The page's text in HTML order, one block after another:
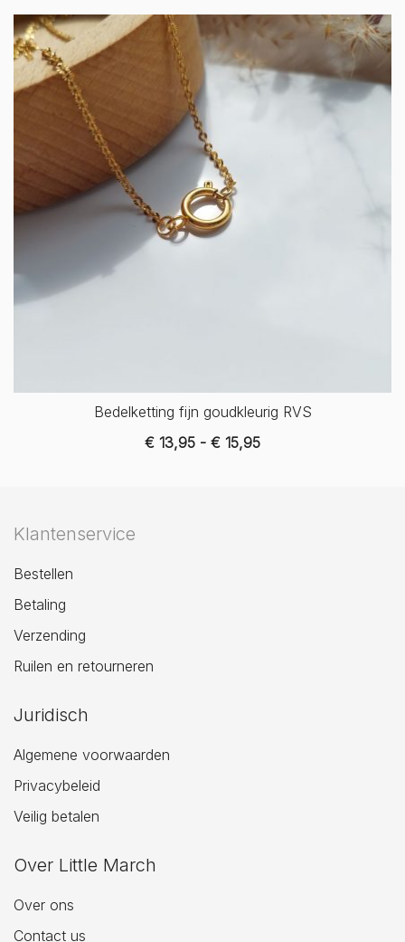
€ 15,95
Bedelketting fijn goudkleurig RVS
€ 13,95 - € 15,95Prijsklasse:
Klantenservice
Bestellen
Betaling
Verzending
Ruilen en retourneren
Juridisch
Algemene voorwaarden
Privacybeleid
Veilig betalen
Over Little March
Over ons
Contact us